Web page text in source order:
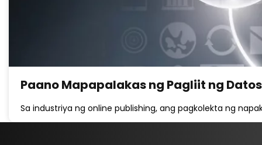
Paano Mapapalakas ng Pagliit ng
Sa industriya ng online publishing, ang pagkolekta ng